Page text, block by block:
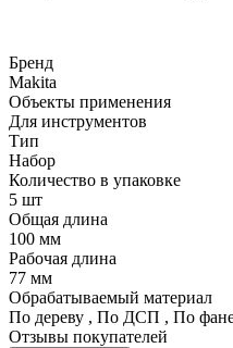
Бренд
Makita
Объекты применения
Для инструментов
Тип
Набор
Количество в упаковке
5 шт
Общая длина
100 мм
Рабочая длина
77 мм
Обрабатываемый материал
По дереву , По ДСП , По
Отзывы покупателей